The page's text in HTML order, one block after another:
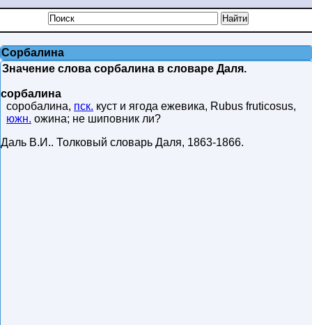
Сорбалина
Значение слова сорбалина в словаре Даля.
сорбалина
соробалина, пск. куст и ягода ежевика, Rubus fruticosus,
южн. ожина; не шиповник ли?
Даль В.И.. Толковый словарь Даля, 1863-1866.